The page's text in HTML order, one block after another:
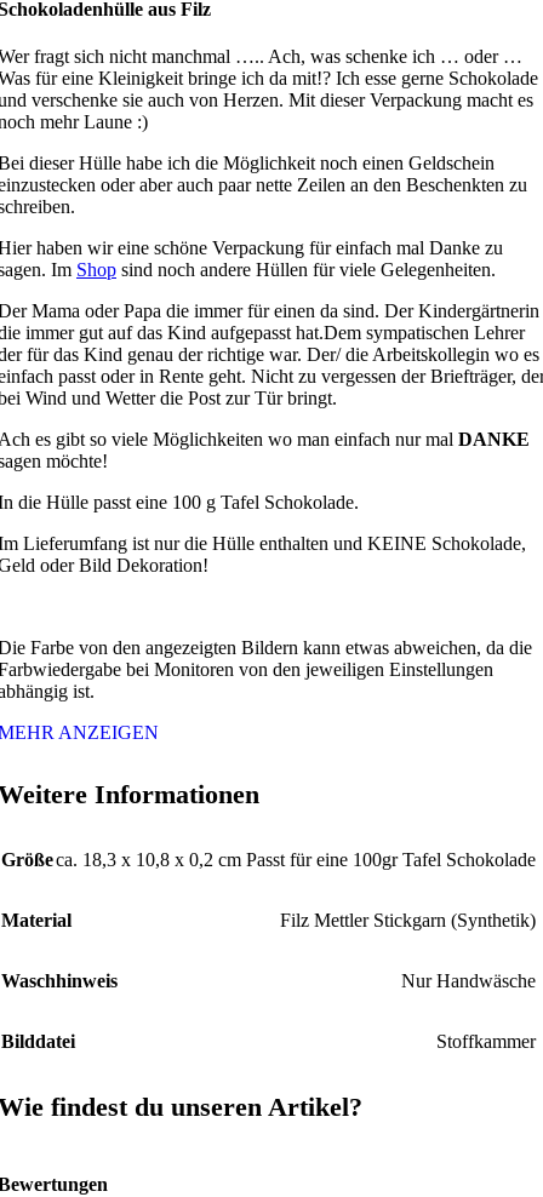
aus Filz
fragt sich nicht manchmal ….. Ach, was schenke ich … oder …
für eine Kleinigkeit bringe ich da mit!? Ich esse gerne Schokolade
verschenke sie auch von Herzen. Mit dieser Verpackung macht es
mehr Laune :)
dieser Hülle habe ich die Möglichkeit noch einen Geldschein
oder aber auch paar nette Zeilen an den Beschenkten zu
haben wir eine schöne Verpackung für einfach mal Danke zu
Im Shop sind noch andere Hüllen für viele Gelegenheiten.
Mama oder Papa die immer für einen da sind. Der Kindergärtnerin
immer gut auf das Kind aufgepasst hat.Dem sympatischen Lehrer
für das Kind genau der richtige war. Der/ die Arbeitskollegin wo es
passt oder in Rente geht. Nicht zu vergessen der Briefträger,
Wind und Wetter die Post zur Tür bringt.
es gibt so viele Möglichkeiten wo man einfach nur mal DANKE
möchte!
die Hülle passt eine 100 g Tafel Schokolade.
Lieferumfang ist nur die Hülle enthalten und KEINE Schokolade,
oder Bild Dekoration!
Farbe von den angezeigten Bildern kann etwas abweichen, da die
bei Monitoren von den jeweiligen Einstellungen
ist.
ANZEIGEN
Informationen
Größeca. 18,3 x 10,8 x 0,2 cm Passt für eine 100gr Tafel Schokolade
Material Filz Mettler Stickgarn (Synthetik)
Waschhinweis Nur Handwäsche
Bilddatei Stoffkammer
findest du unseren Artikel?